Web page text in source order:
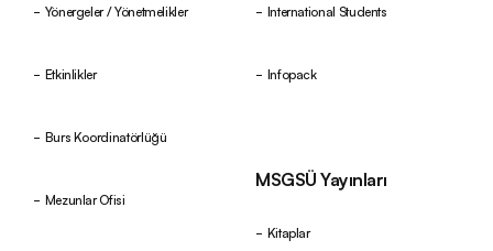
Yönergeler / Yönetmelikler
Etkinlikler
Burs Koordinatörlüğü
Mezunlar Ofisi
International Students
Infopack
MSGSÜ Yayınları
Kitaplar